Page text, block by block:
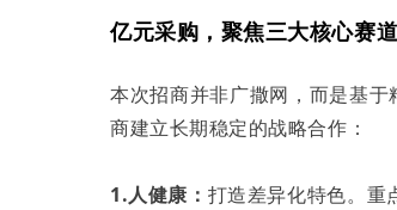
亿元采购，聚焦三大核心赛道
本次招商并非广撒网，而是基
商建立长期稳定的战略合作：
1.人健康： 打造差异化特色。重